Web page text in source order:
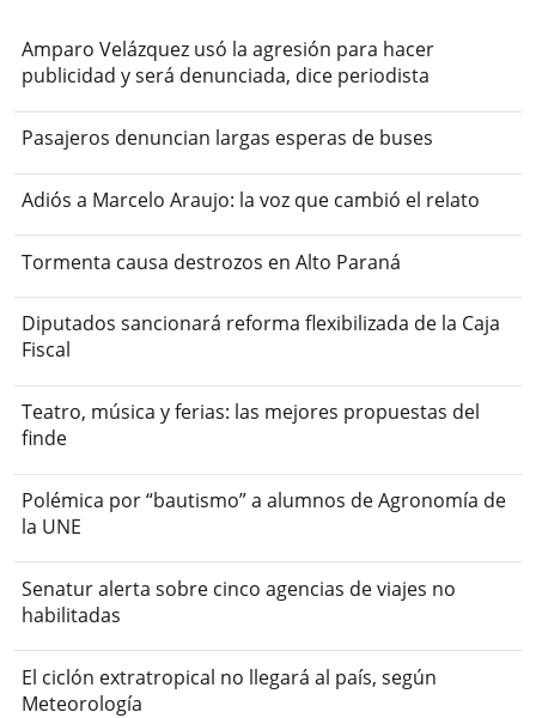
Amparo Velázquez usó la agresión para hacer
publicidad y será denunciada, dice periodista
Pasajeros denuncian largas esperas de buses
Adiós a Marcelo Araujo: la voz que cambió el relato
Tormenta causa destrozos en Alto Paraná
Diputados sancionará reforma flexibilizada de la Caja
Fiscal
Teatro, música y ferias: las mejores propuestas del
finde
Polémica por “bautismo” a alumnos de Agronomía de
la UNE
Senatur alerta sobre cinco agencias de viajes no
habilitadas
El ciclón extratropical no llegará al país, según
Meteorología